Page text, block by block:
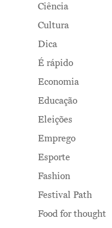
Ciência
Cultura
Dica
É rápido
Economia
Educação
Eleições
Emprego
Esporte
Fashion
Festival Path
Food for thought